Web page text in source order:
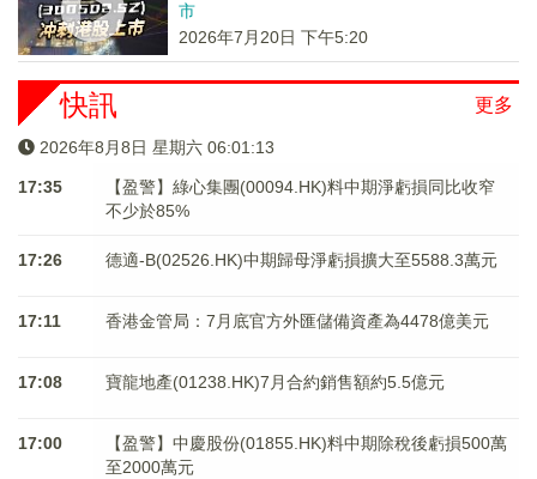
市
2026年7月20日 下午5:20
更多
快訊
2026年8月8日 星期六 06:01:13
17:35
【盈警】綠心集團(00094.HK)料中期淨虧損同比收窄
不少於85%
17:26 德適-B(02526.HK)中期歸母淨虧損擴大至5588.3萬元
17:11 香港金管局：7月底官方外匯儲備資產為4478億美元
17:08 寶龍地產(01238.HK)7月合約銷售額約5.5億元
17:00
【盈警】中慶股份(01855.HK)料中期除稅後虧損500萬
至2000萬元